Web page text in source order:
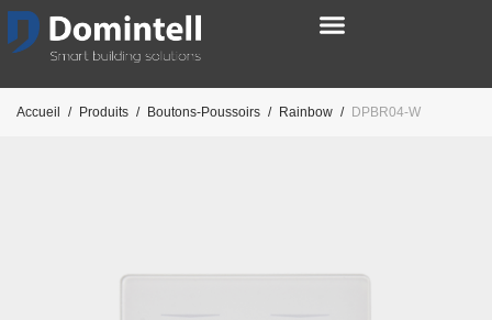
Accueil / Produits / Boutons-Poussoirs / Rainbow / DPBR04-W